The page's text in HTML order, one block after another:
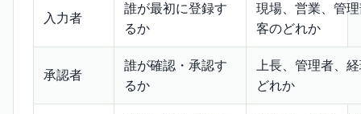
入力者
誰が最初に登録す
るか
現場、営業、管
客のどれか
承認者
誰が確認・承認す
るか
上長、管理者、
どれか